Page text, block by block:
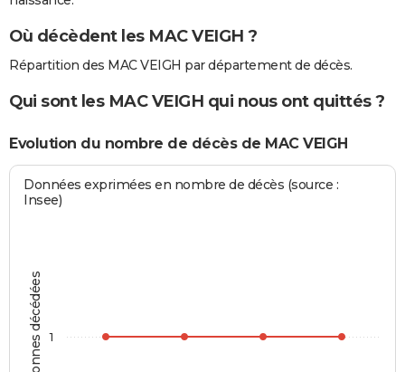
Où décèdent les MAC VEIGH ?
Répartition des MAC VEIGH par département de décès.
Qui sont les MAC VEIGH qui nous ont quittés ?
Evolution du nombre de décès de MAC VEIGH
Personnes décédées
Données exprimées en nombre de décès (source :
Insee)
1